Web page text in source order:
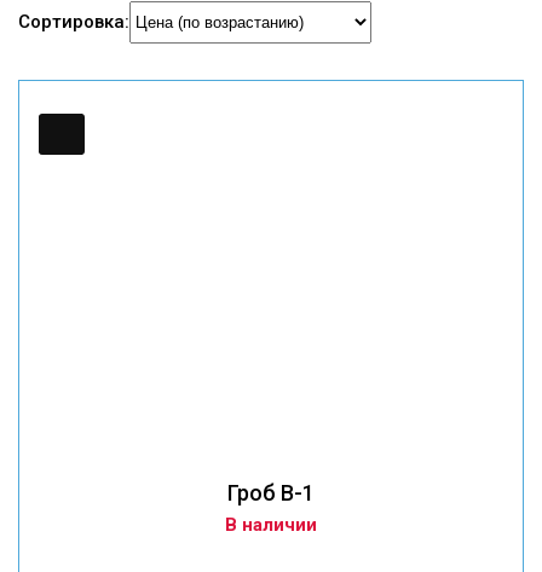
Сортировка:
Гроб В-1
В наличии